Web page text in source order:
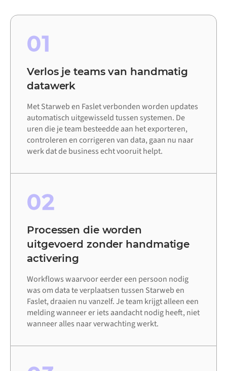
01
Verlos je teams van handmatig
datawerk
Met Starweb en Faslet verbonden worden updates
automatisch uitgewisseld tussen systemen. De
uren die je team besteedde aan het exporteren,
controleren en corrigeren van data, gaan nu naar
werk dat de business echt vooruit helpt.
02
Processen die worden
uitgevoerd zonder handmatige
activering
Workflows waarvoor eerder een persoon nodig
was om data te verplaatsen tussen Starweb en
Faslet, draaien nu vanzelf. Je team krijgt alleen een
melding wanneer er iets aandacht nodig heeft, niet
wanneer alles naar verwachting werkt.